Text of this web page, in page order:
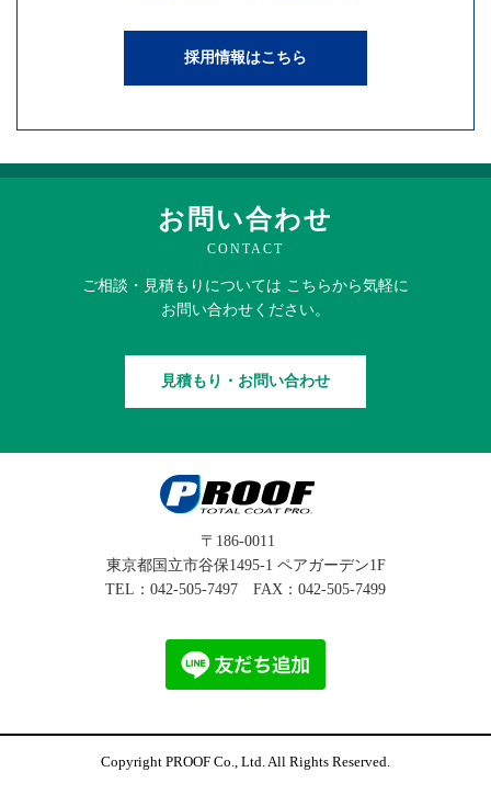
採用情報はこちら
お問い合わせ
CONTACT
ご相談・見積もりについては こちらから気軽に
お問い合わせください。
見積もり・お問い合わせ
〒186-0011
東京都国立市谷保1495-1 ペアガーデン1F
TEL： 042-505-7497 FAX：042-505-7499
Copyright PROOF Co., Ltd. All Rights Reserved.